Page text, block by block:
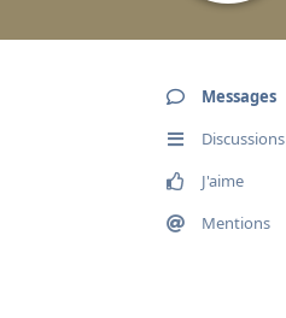
Messages
Discussions
J'aime
Mentions